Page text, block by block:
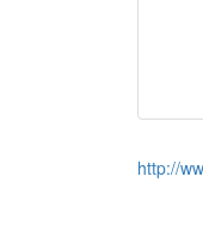
http://